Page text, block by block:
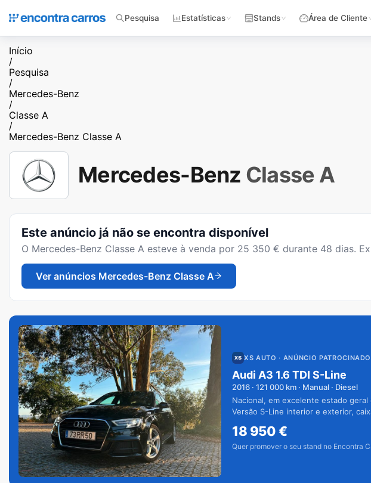
Pesquisa Estatísticas Stands Área de Cliente
Início
/
Pesquisa
/
Mercedes-Benz
/
Classe A
/
Mercedes-Benz Classe A
Mercedes-Benz Classe A
Este anúncio já não se encontra disponível
O Mercedes-Benz Classe A esteve à venda por 25 350 € durante 48 dias.
Ver anúncios Mercedes-Benz Classe A
XS AUTO · ANÚNCIO PATROCINADO
Audi A3 1.6 TDI S-Line
2016 · 121 000 km · Manual · Diesel
Nacional, em excelente estado
Versão S-Line interior e exterior,
18 950€
Quer promover o seu stand no Encontra